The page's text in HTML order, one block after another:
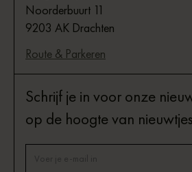
Noorderbuurt 11
9203 AK Drachten
Route & Parkeren
Schrijf je in voor onze
op de hoogte van